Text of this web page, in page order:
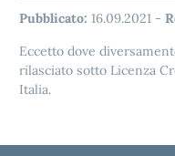
Pubblicato: 16.09.2021 -
Eccetto dove
rilasciato sotto Licenza
Italia.